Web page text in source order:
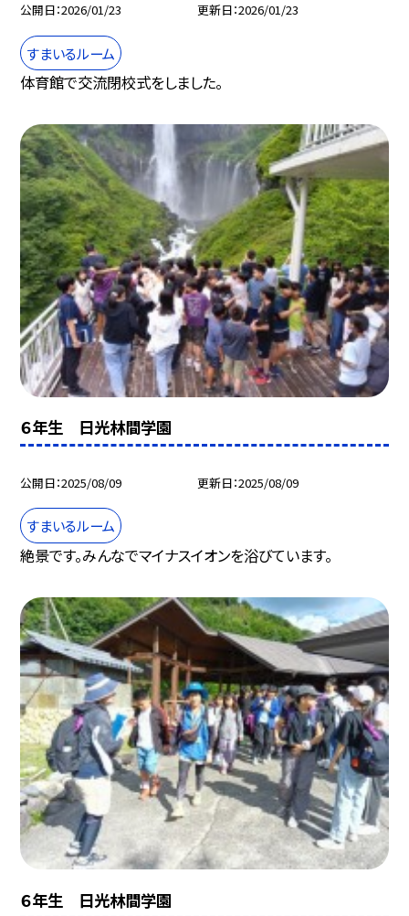
公開日 2026/01/23 更新日 2026/01/23
すまいるルーム
体育館で交流閉校式をしました。
６年生 日光林間学園
公開日 2025/08/09 更新日 2025/08/09
すまいるルーム
絶景です。みんなでマイナスイオンを浴びています。
６年生 日光林間学園